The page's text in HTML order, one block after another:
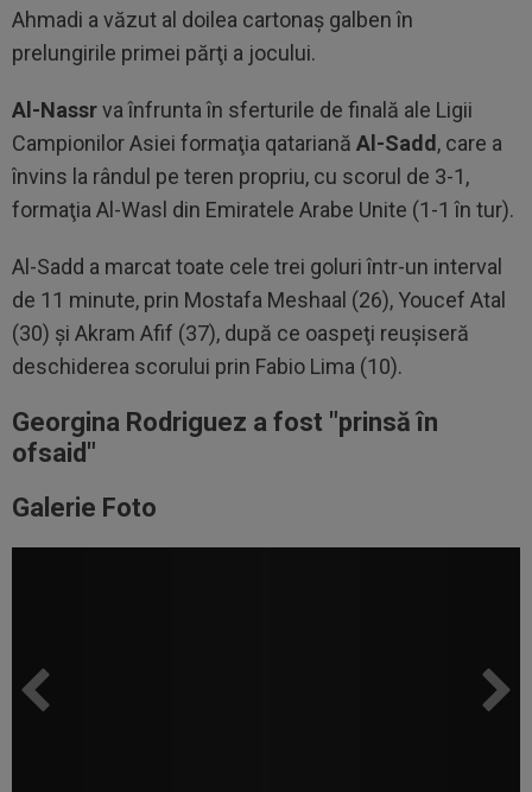
Ahmadi a văzut al doilea cartonaş galben în
prelungirile primei părţi a jocului.
Al-Nassrva înfrunta în sferturile de finală ale Ligii
Campionilor Asiei formaţia qatariană Al-Sadd , care a
învins la rândul pe teren propriu, cu scorul de 3-1,
formaţia Al-Wasl din Emiratele Arabe Unite (1-1 în tur).
Al-Sadd a marcat toate cele trei goluri într-un interval
de 11 minute, prin Mostafa Meshaal (26), Youcef Atal
(30) şi Akram Afif (37), după ce oaspeţi reuşiseră
deschiderea scorului prin Fabio Lima (10).
Georgina Rodriguez a fost "prinsă în
ofsaid"
Galerie Foto